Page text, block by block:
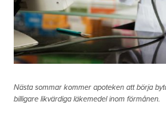
Nästa sommar kommer apoteken att börja
billigare likvärdiga läkemedel inom förmånen.